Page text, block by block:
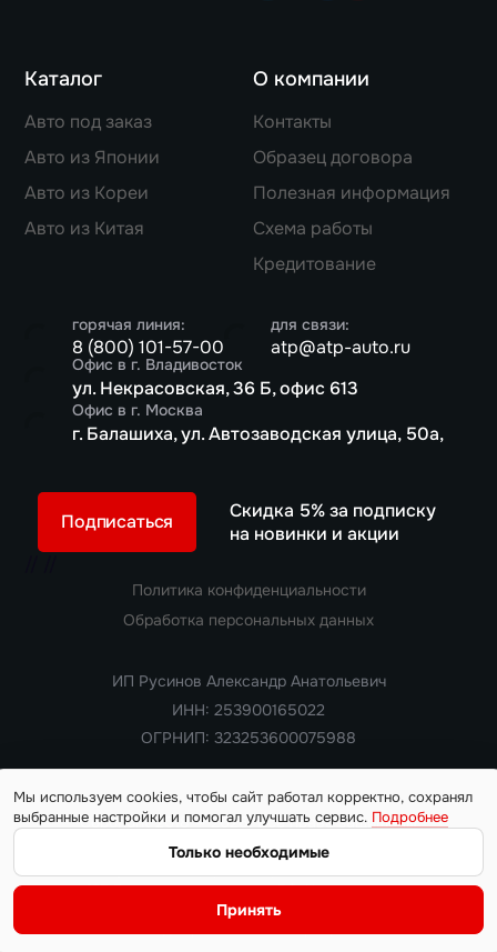
Каталог
Авто под заказ
Авто из Японии
Авто из Кореи
Авто из Китая
О компании
Контакты
Образец договора
Полезная информация
Схема работы
Кредитование
горячая линия:
8 (800) 101-57-00
для связи:
atp@atp-auto.ru
Офис в г. Владивосток
ул. Некрасовская, 36 Б, офис 613
Офис в г. Москва
г. Балашиха, ул. Автозаводская улица, 50а,
Скидка 5% за подписку
на новинки и акции
Подписаться
Copyright 2018 — 2026. Все права защищены
Информация на сайте носит ознакомительный характер и не
статьи 437 Гражданского кодекса РФ. Цены, характеристики,
наличие автомобилей и условия поставки уточняются у
Политика конфиденциальности
Обработка персональных данных
ИП Русинов Александр Анатольевич
ИНН: 253900165022
ОГРНИП: 323253600075988
Мы используем cookies, чтобы сайт работал корректно, сохранял
выбранные настройки и помогал улучшать сервис. Подробнее
Только необходимые
Принять